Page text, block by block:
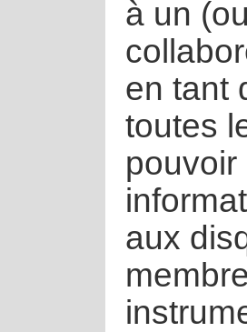
à un
en tant
toutes
pouvoir
aux